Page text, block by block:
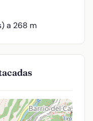
a 268 m